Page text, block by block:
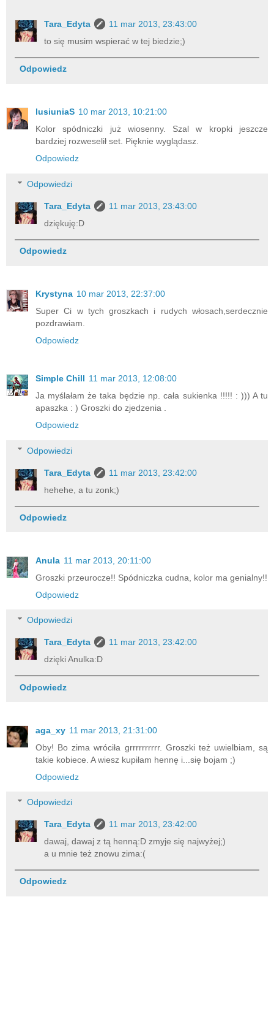
Tara_Edyta
11 mar 2013, 23:43:00
to się musim wspierać w tej biedzie;)
Odpowiedz
lusiuniaS 10 mar 2013, 10:21:00
Kolor spódniczki już wiosenny. Szal w kropki jeszcze
bardziej rozweselił set. Pięknie wyglądasz.
Odpowiedz
Odpowiedzi
Tara_Edyta
11 mar 2013, 23:43:00
dziękuję:D
Odpowiedz
Krystyna 10 mar 2013, 22:37:00
Super Ci w tych groszkach i rudych włosach,serdecznie
pozdrawiam.
Odpowiedz
Simple Chill 11 mar 2013, 12:08:00
Ja myślałam że taka będzie np. cała sukienka !!!!! : ))) A tu
apaszka : ) Groszki do zjedzenia .
Odpowiedz
Odpowiedzi
Tara_Edyta
11 mar 2013, 23:42:00
hehehe, a tu zonk;)
Odpowiedz
Anula 11 mar 2013, 20:11:00
Groszki przeurocze!! Spódniczka cudna, kolor ma genialny!!
Odpowiedz
Odpowiedzi
Tara_Edyta
11 mar 2013, 23:42:00
dzięki Anulka:D
Odpowiedz
aga_xy 11 mar 2013, 21:31:00
Oby! Bo zima wróciła grrrrrrrrrr. Groszki też uwielbiam, są
takie kobiece. A wiesz kupiłam hennę i...się bojam ;)
Odpowiedz
Odpowiedzi
Tara_Edyta
11 mar 2013, 23:42:00
dawaj, dawaj z tą henną:D zmyje się najwyżej;)
a u mnie też znowu zima:(
Odpowiedz